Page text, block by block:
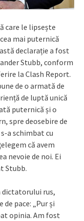
care le lipsește
mai puternică
declarație a fost
Stubb, conform
la Clash Report.
de o armată de
de luptă unică
puternică și o
spre deosebire de
a schimbat cu
că avem
nevoie de noi. Ei
Stubb.
dictatorului rus,
pace: „Pur și
opinia. Am fost